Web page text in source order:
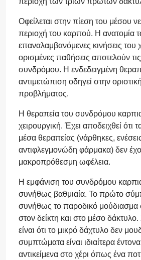
Οφείλεται στην πίεση του μέσου
περιοχή του καρπού. Η ανατομία
επαναλαμβανόμενες κινήσεις του
ορισμένες παθήσεις αποτελούν τις
συνδρόμου. Η ενδεδειγμένη
αντιμετώπιση οδηγεί στην
προβλήματος.
Η θεραπεία του συνδρόμου
χειρουργική. Έχει αποδειχθεί ότι
μέσα θεραπείας (νάρθηκες,
αντιφλεγμονώδη φάρμακα) δεν
μακροπρόθεσμη ωφέλεια.
Η εμφάνιση του συνδρόμου
συνήθως βαθμιαία. Το πρώτο
συνήθως το παροδικό μούδιασμα
στον δείκτη και στο μέσο δάκτυλο.
είναι ότι το μικρό δάχτυλο δεν
συμπτώματα είναι ιδιαίτερα
αντικείμενα στο χέρι όπως ένα